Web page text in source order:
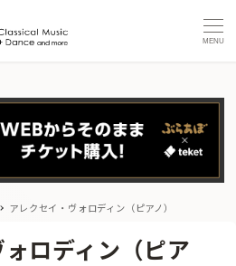
MENU
アレクセイ・ヴォロディン（ピアノ）
ロディン（ピア